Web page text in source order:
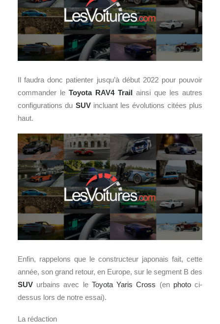
Il faudra donc patienter jusqu’à début 2022 pour pouvoir
commander le Toyota RAV4 Trail ainsi que les autres
configurations du SUVincluant les évolutions citées plus
haut.
Enfin, rappelons que le constructeur japonais fait, cette
année, son grand retour, en Europe, sur le segment B des
SUV urbains avec le Toyota Yaris Cross (en photoci-
dessus lors de notre essai).
La rédaction